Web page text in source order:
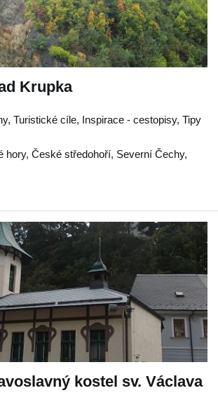
Krupka
Turistické cíle, Inspirace - cestopisy, Tipy
hory, České středohoří, Severní Čechy,
kostel sv. Václava